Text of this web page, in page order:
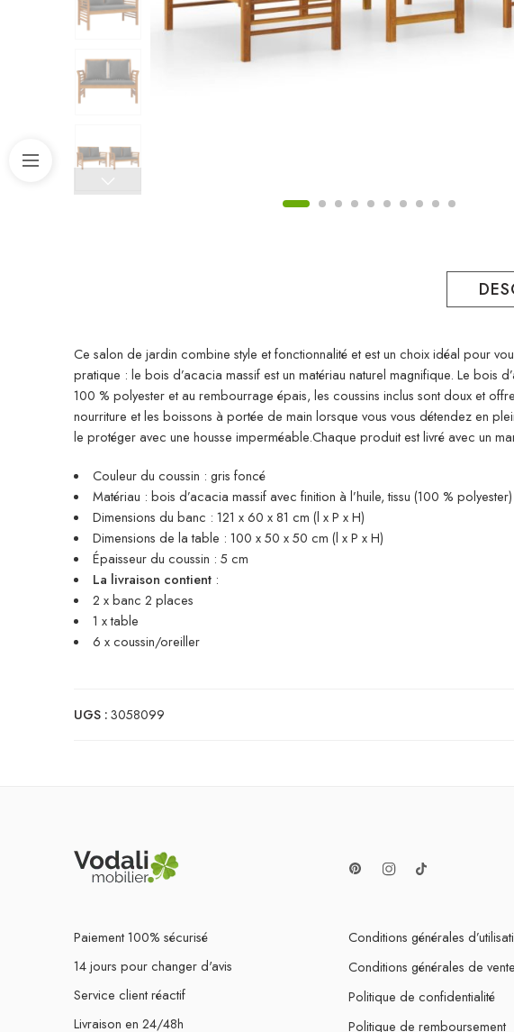
Ce salon de jardin combine style et fonctionnalité et est un choix idéal pour
pratique : le bois d’acacia massif est un matériau naturel magnifique. Le
100 % polyester et au rembourrage épais, les coussins inclus sont doux et
nourriture et les boissons à portée de main lorsque vous vous détendez en
le protéger avec une housse imperméable.Chaque produit est livré avec un
Couleur du coussin : gris foncé
Matériau : bois d’acacia massif avec finition à l’huile, tissu (100 % polyester)
Dimensions du banc : 121 x 60 x 81 cm (l x P x H)
Dimensions de la table : 100 x 50 x 50 cm (l x P x H)
Épaisseur du coussin : 5 cm
La livraison contient :
2 x banc 2 places
1 x table
6 x coussin/oreiller
UGS :3058099
Paiement 100% sécurisé
14 jours pour changer d'avis
Service client réactif
Livraison en 24/48h
Conditions générales
Conditions générales de vente
Politique de confidentialité
Politique de remboursement